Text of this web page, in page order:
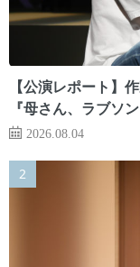
【公演レポート】
『母さん、ラブソ
2026.08.04